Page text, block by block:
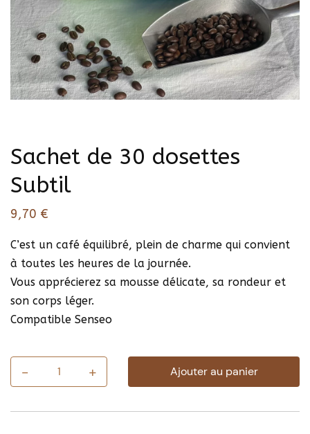
Sachet de 30 dosettes
Subtil
9,70 €
C’est un café équilibré, plein de charme qui convient
à toutes les heures de la journée.
Vous apprécierez sa mousse délicate, sa rondeur et
son corps léger.
Compatible Senseo
-
quantité
de
+ Ajouter au panier